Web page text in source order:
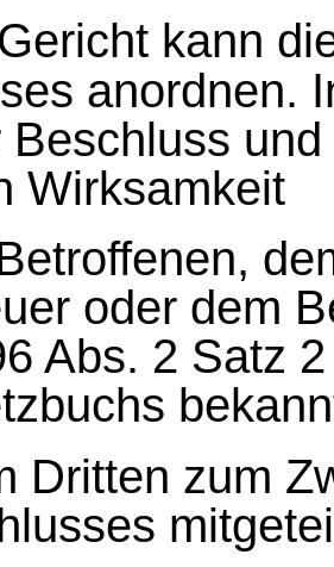
kann
anordnen.
Wirksamkeit
oder dem
Abs. 2 Satz
Dritten zum